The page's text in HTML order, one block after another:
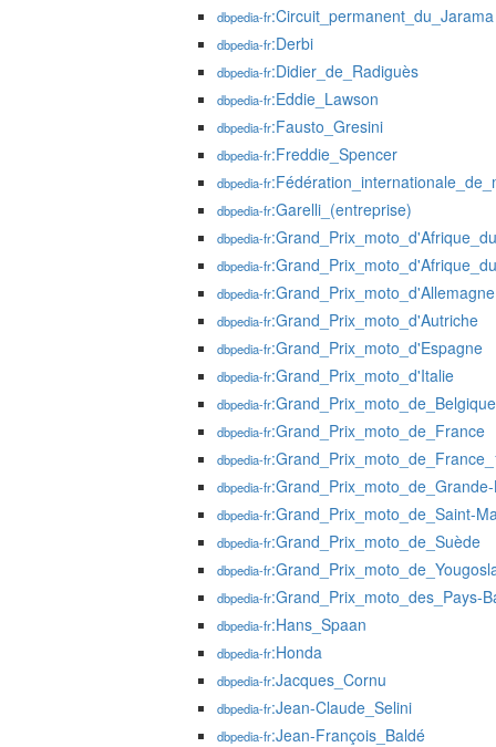
dbpedia-fr:Circuit_permanent_du_Jarama
dbpedia-fr:Derbi
dbpedia-fr:Didier_de_Radiguès
dbpedia-fr:Eddie_Lawson
dbpedia-fr:Fausto_Gresini
dbpedia-fr:Freddie_Spencer
dbpedia-fr
dbpedia-fr:Garelli_(entreprise)
dbpedia-fr
dbpedia-fr
dbpedia-fr:Grand_Prix_moto_d'Allemagne
dbpedia-fr:Grand_Prix_moto_d'Autriche
dbpedia-fr:Grand_Prix_moto_d'Espagne
dbpedia-fr:Grand_Prix_moto_d'Italie
dbpedia-fr:Grand_Prix_moto_de_Belgique
dbpedia-fr:Grand_Prix_moto_de_France
dbpedia-fr
dbpedia-fr
dbpedia-fr:Grand_Prix_moto_de_Saint-
dbpedia-fr:Grand_Prix_moto_de_Suède
dbpedia-fr
dbpedia-fr:Grand_Prix_moto_des_Pays-
dbpedia-fr:Hans_Spaan
dbpedia-fr:Honda
dbpedia-fr:Jacques_Cornu
dbpedia-fr:Jean-Claude_Selini
dbpedia-fr:Jean-François_Baldé